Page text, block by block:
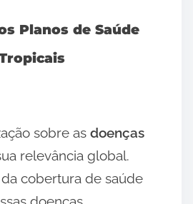
Planos de Saúde
sobre as doenças
relevância global.
cobertura de saúde